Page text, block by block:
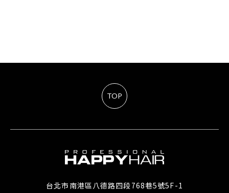
TOP
台北市南港區八德路四段768巷5號5F-1